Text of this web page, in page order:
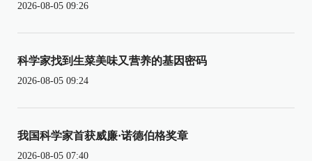
2026-08-05 09:26
科学家找到生菜美味又营养的基因密码
2026-08-05 09:24
我国科学家首获威廉·诺德伯格奖章
2026-08-05 07:40